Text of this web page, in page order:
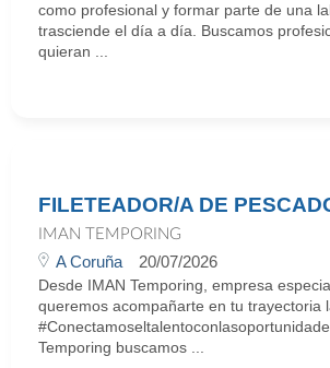
como profesional y formar parte de una
trasciende el día a día. Buscamos
quieran ...
FILETEADOR/A DE
IMAN TEMPORING
A Coruña 20/07/2026
Desde IMAN Temporing, empresa
queremos acompañarte en tu trayectoria
Temporing buscamos ...